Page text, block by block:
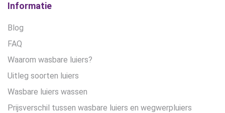
Informatie
Blog
FAQ
Waarom wasbare luiers?
Uitleg soorten luiers
Wasbare luiers wassen
Prijsverschil tussen wasbare luiers en wegwerpluiers